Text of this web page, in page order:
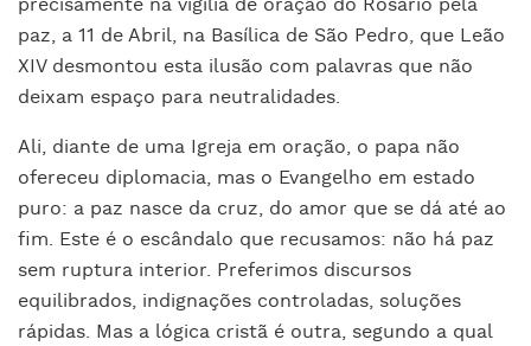
precisamente na vigília de oração do Rosário pela
paz, a 11 de Abril, na Basílica de São Pedro, que Leão
XIV desmontou esta ilusão com palavras que não
deixam espaço para neutralidades.
Ali, diante de uma Igreja em oração, o papa não
ofereceu diplomacia, mas o Evangelho em estado
puro: a paz nasce da cruz, do amor que se dá até ao
fim. Este é o escândalo que recusamos: não há paz
sem ruptura interior. Preferimos discursos
equilibrados, indignações controladas, soluções
rápidas. Mas a lógica cristã é outra, segundo a qual